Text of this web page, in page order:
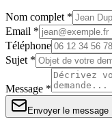
Nom complet *
Email *
Téléphone
Sujet *
Message *
Envoyer le message